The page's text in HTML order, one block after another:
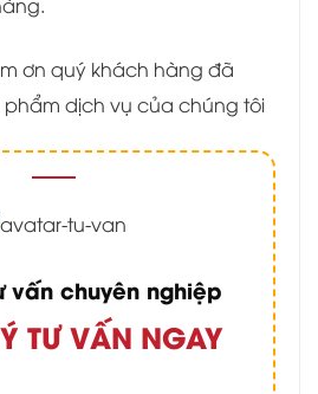
ơn quý khách hàng đã
dịch vụ của chúng tôi
vấn chuyên nghiệp
TƯ VẤN NGAY